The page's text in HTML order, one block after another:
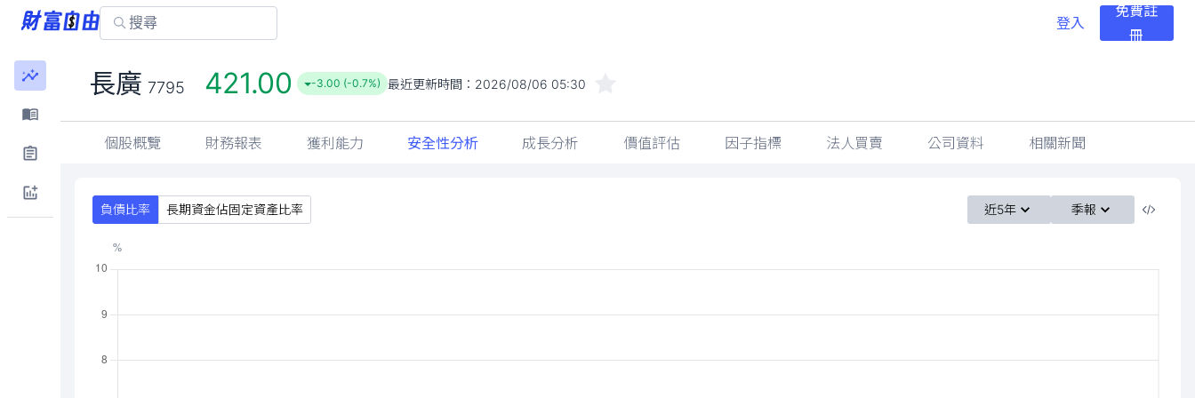
登入
免費註
冊
長廣 7795 421.00 -3.00 (-0.7%) 最近更新時間： 2026/08/06 05:30
個股概覽 財務報表 獲利能力 安全性分析 成長分析 價值評估 因子指標 法人買賣 公司資料 相關新聞
負債比率 長期資金佔固定資產比率 近5年 季報